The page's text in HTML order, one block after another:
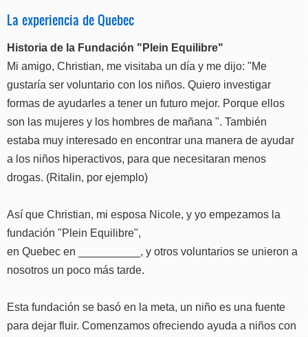
La experiencia de Quebec
Historia de la Fundación "Plein Equilibre"
Mi amigo, Christian, me visitaba un día y me dijo: "Me
gustaría ser voluntario con los niños. Quiero investigar
formas de ayudarles a tener un futuro mejor. Porque ellos
son las mujeres y los hombres de mañana ". También
estaba muy interesado en encontrar una manera de ayudar
a los niños hiperactivos, para que necesitaran menos
drogas. (Ritalin, por ejemplo)
Así que Christian, mi esposa Nicole, y yo empezamos la
fundación "Plein Equilibre",
en Quebec en __________, y otros voluntarios se unieron a
nosotros un poco más tarde.
Esta fundación se basó en la meta, un niño es una fuente
para dejar fluir. Comenzamos ofreciendo ayuda a niños con